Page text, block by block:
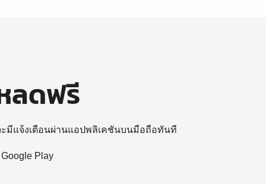
ลดฟรี
มีแจ้งเตือนผ่านแอปพลิเคชันบนมือถือทันที
Play